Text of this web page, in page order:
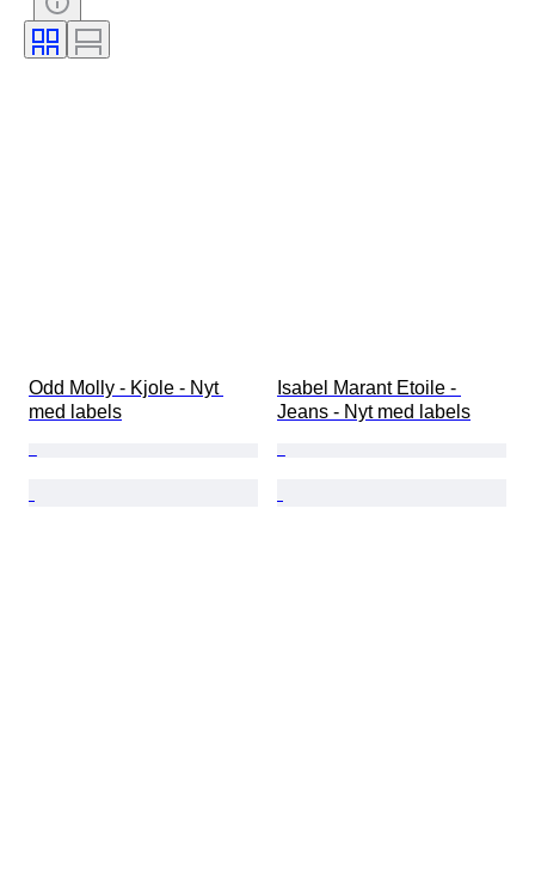
Æra
Skjortekravestørrelse
Odd Molly - Kjole - Nyt
med labels
Isabel Marant Etoile -
Jeans - Nyt med labels